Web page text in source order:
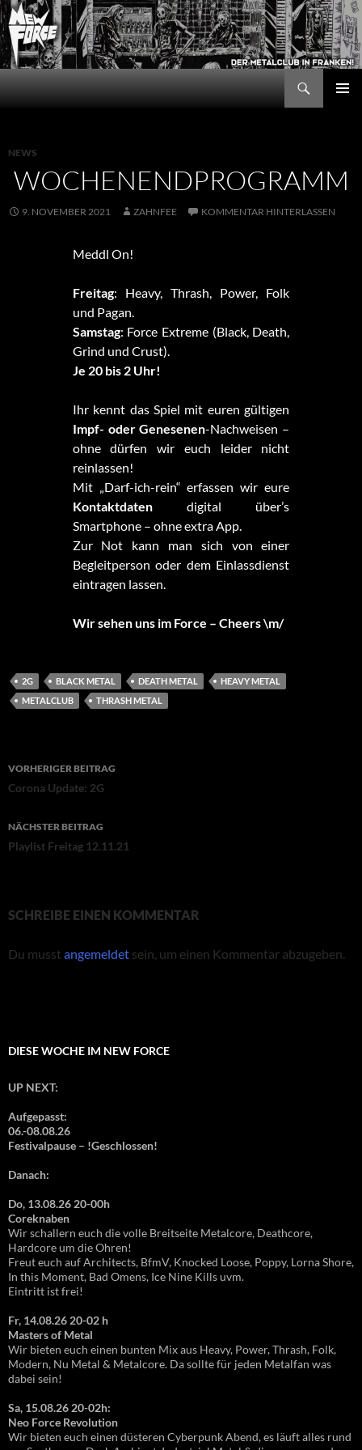
Zum
Inhalt
springen
New Force
NEWS
WOCHENENDPROGRAMM
9. NOVEMBER 2021 ZAHNFEE KOMMENTAR HINTERLASSEN
Meddl On!
Freitag: Heavy, Thrash, Power, Folk
und Pagan.
Samstag: Force Extreme (Black, Death,
Grind und Crust).
Je 20 bis 2 Uhr!
Ihr kennt das Spiel mit euren gültigen
Impf- oder Genesenen-Nachweisen –
ohne dürfen wir euch leider nicht
reinlassen!
Mit „Darf-ich-rein“ erfassen wir eure
Kontaktdatendigital über’s
Smartphone – ohne extra App.
Zur Not kann man sich von einer
Begleitperson oder dem Einlassdienst
eintragen lassen.
Wir sehen uns im Force – Cheers \m/
2G BLACK METAL DEATH METAL
HEAVY METAL
METALCLUB
THRASH METAL
Beitragsnavigation
VORHERIGER BEITRAG
Corona Update: 2G
NÄCHSTER BEITRAG
Playlist Freitag 12.11.21
SCHREIBE EINEN KOMMENTAR
Du musst angemeldet sein, um einen Kommentar abzugeben.
DIESE WOCHE IM NEW FORCE
UP NEXT:
Aufgepasst:
06.-08.08.26
Festivalpause – !Geschlossen!
Danach:
Do, 13.08.26 20-00h
Coreknaben
Wir schallern euch die volle Breitseite Metalcore, Deathcore,
Hardcore um die Ohren!
Freut euch auf Architects, BfmV, Knocked Loose, Poppy, Lorna Shore,
In this Moment, Bad Omens, Ice Nine Kills uvm.
Eintritt ist frei!
Fr, 14.08.26 20-02 h
Masters of Metal
Wir bieten euch einen bunten Mix aus Heavy, Power, Thrash, Folk,
Modern, Nu Metal & Metalcore. Da sollte für jeden Metalfan was
dabei sein!
Sa, 15.08.26 20-02h:
Neo Force Revolution
Wir bieten euch einen düsteren Cyberpunk Abend, es läuft alles rund